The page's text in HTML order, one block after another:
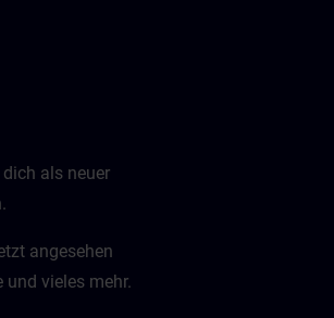
als neuer
angesehen
vieles mehr.